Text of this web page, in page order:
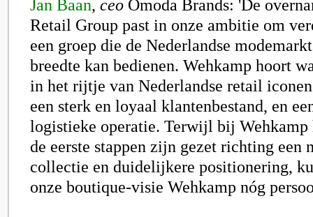
Jan Baan, ceo Omoda Brands: 'De
Retail Group past in onze ambitie om
een groep die de Nederlandse
breedte kan bedienen. Wehkamp hoort
in het rijtje van Nederlandse retail
een sterk en loyaal klantenbestand, en
logistieke operatie. Terwijl bij Wehkamp
de eerste stappen zijn gezet richting een
collectie en duidelijkere positionering,
onze boutique-visie Wehkamp nóg